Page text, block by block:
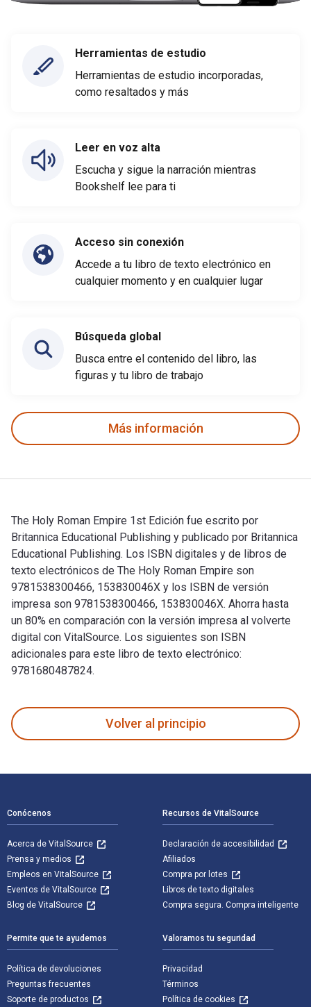
Herramientas de estudio
Herramientas de estudio incorporadas,
como resaltados y más
Leer en voz alta
Escucha y sigue la narración mientras
Bookshelf lee para ti
Acceso sin conexión
Accede a tu libro de texto electrónico en
cualquier momento y en cualquier lugar
Búsqueda global
Busca entre el contenido del libro, las
figuras y tu libro de trabajo
Más información
The Holy Roman Empire 1st Edición fue escrito por
Britannica Educational Publishing y publicado por Britannica
Educational Publishing. Los ISBN digitales y de libros de
texto electrónicos de The Holy Roman Empire son
9781538300466, 153830046X y los ISBN de versión
impresa son 9781538300466, 153830046X. Ahorra hasta
un 80% en comparación con la versión impresa al volverte
digital con VitalSource. Los siguientes son ISBN
adicionales para este libro de texto electrónico:
9781680487824.
Volver al principio
Conócenos
Acerca de VitalSource
Prensa y medios
Empleos en VitalSource
Eventos de VitalSource
Blog de VitalSource
Recursos de VitalSource
Declaración de accesibilidad
Afiliados
Compra por lotes
Libros de texto digitales
Compra segura. Compra inteligente
Permite que te ayudemos
Política de devoluciones
Preguntas frecuentes
Soporte de productos
Valoramos tu seguridad
Privacidad
Términos
Política de cookies